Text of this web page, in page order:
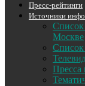
Пресс-рейтинги
Источники
Список
Москве
Список
Пресса